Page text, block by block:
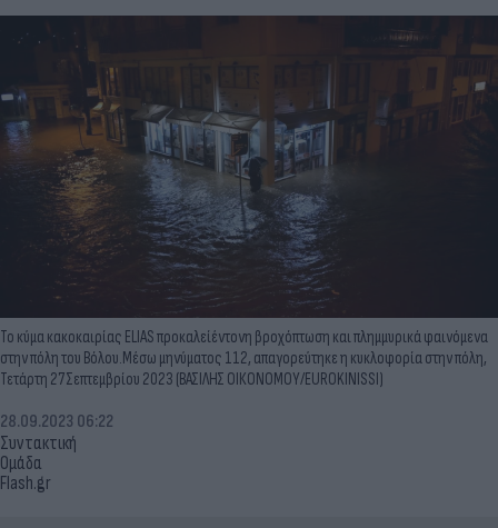
Το κύμα κακοκαιρίας ELIAS προκαλείέντονη βροχόπτωση και πλημμυρικά φαινόμενα
στην πόλη του Βόλου.Μέσω μηνύματος 112, απαγορεύτηκε η κυκλοφορία στην πόλη,
Τετάρτη 27 Σεπτεμβρίου 2023 (ΒΑΣΙΛΗΣ ΟΙΚΟΝΟΜΟΥ/EUROKINISSI)
Συντακτική
Ομάδα
Flash.gr
28.09.2023 06:22